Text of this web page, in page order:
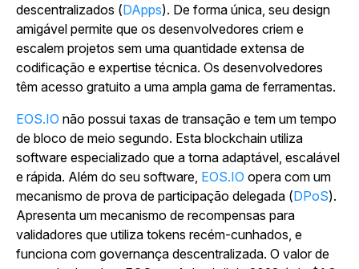
descentralizados (DApps). De forma única, seu design
amigável permite que os desenvolvedores criem e
escalem projetos sem uma quantidade extensa de
codificação e expertise técnica. Os desenvolvedores
têm acesso gratuito a uma ampla gama de ferramentas.
EOS.IO não possui taxas de transação e tem um tempo
de bloco de meio segundo. Esta blockchain utiliza
software especializado que a torna adaptável, escalável
e rápida. Além do seu software, EOS.IO opera com um
mecanismo de prova de participação delegada (DPoS).
Apresenta um mecanismo de recompensas para
validadores que utiliza tokens recém-cunhados, e
funciona com governança descentralizada. O valor de